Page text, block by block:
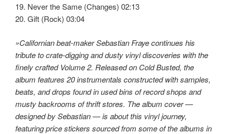
19. Never the Same (Changes) 02:13
20. Gift (Rock) 03:04
»Californian beat-maker Sebastian Fraye continues his
tribute to crate-digging and dusty vinyl discoveries with the
finely crafted Volume 2. Released on Cold Busted, the
album features 20 instrumentals constructed with samples,
beats, and drops found in used bins of record shops and
musty backrooms of thrift stores. The album cover —
designed by Sebastian — is about this vinyl journey,
featuring price stickers sourced from some of the albums in